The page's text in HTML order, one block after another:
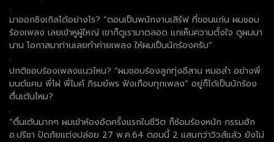
.
มาออกซิงเกิลได้อย่างไร? “ตอนเป็นพนักงานเสิร์ฟ ที่ขอนแก่น ผมชอบ
ร้องเพลง เลยเข้าหูผู้ใหญ่ เขาก็ดูเรามาตลอด แกเห็นความตั้งใจ ดูผมมา
นาน โอกาสมาท่านเลยทำค่ายเพลง ให้ผมเป็นนักร้องครับ”
.
ปกติชอบร้องเพลงแนวไหน? “ผมชอบร้องลูกทุ่งอีสาน หมอลำ อย่างพี่
มนต์แคน พี่ไผ่ พี่ไมค์ ภิรมย์พร ฟังเกือบทุกเพลง” อยู่ก็ได้เป็นนักร้อง
ตื่นเต้นไหม?
.
“ตื่นเต้นมากๆ ผมเข้าห้องอัดครั้งแรกในชีวิต ก็ซ้อมร้องหนัก กรรมฮัก
อ.ปรีชา ปัดภัยแต่งปล่อย 27 พ.ค.64 ตอนนี้ 2 แสนกว่าวิวส์แล้ว ยังไม่